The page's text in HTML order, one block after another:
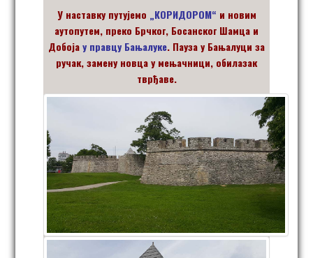
У наставку путујемо „КОРИДОРОМ“ и новим
аутопутем, преко Брчког, Босанског Шамца и
Добојау правцу Бањалуке. Пауза у Бањалуци за
ручак, замену новца у мењачници, обилазак
тврђаве.